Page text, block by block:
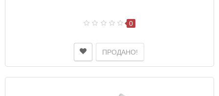
0
ПРОДАНО!